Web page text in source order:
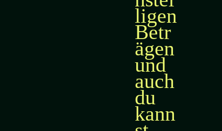
ligen
Betr
ägen
und
auch
du
kann